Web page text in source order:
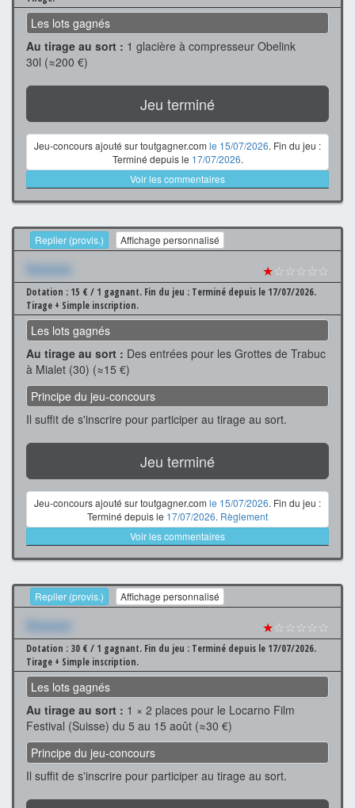
Les lots gagnés
Au tirage au sort : 1 glacière à compresseur Obelink
30l (≈200 €)
Jeu terminé
Jeu-concours ajouté sur toutgagner.com le 15/07/2026. Fin du jeu :
Terminé depuis le 17/07/2026.
Voir les commentaires
Replier (provis.) Affichage personnalisé
Xxxxxxx ★☆☆☆☆☆
Dotation : 15 € / 1 gagnant. Fin du jeu : Terminé depuis le 17/07/2026.
Tirage + Simple inscription.
Les lots gagnés
Au tirage au sort : Des entrées pour les Grottes de Trabuc
à Mialet (30) (≈15 €)
Principe du jeu-concours
Il suffit de s'inscrire pour participer au tirage au sort.
Jeu terminé
Jeu-concours ajouté sur toutgagner.com le 15/07/2026. Fin du jeu :
Terminé depuis le 17/07/2026. Règlement
Voir les commentaires
Replier (provis.) Affichage personnalisé
Xxxxxxx ★☆☆☆☆☆
Dotation : 30 € / 1 gagnant. Fin du jeu : Terminé depuis le 17/07/2026.
Tirage + Simple inscription.
Les lots gagnés
Au tirage au sort : 1 × 2 places pour le Locarno Film
Festival (Suisse) du 5 au 15 août (≈30 €)
Principe du jeu-concours
Il suffit de s'inscrire pour participer au tirage au sort.